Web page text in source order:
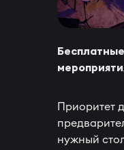
Приоритет
нужный